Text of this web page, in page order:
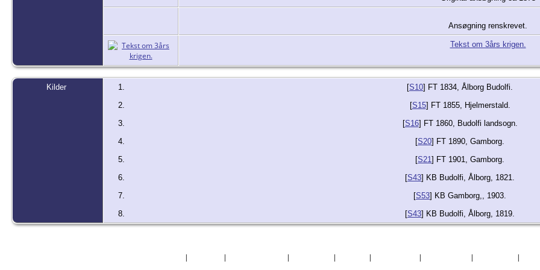
Ansøgning renskrevet.
Tekst om 3års krigen.
Kilder [S10] FT 1834, Ålborg Budolfi.
[S15] FT 1855, Hjelmerstald.
[S16] FT 1860, Budolfi landsogn.
[S20] FT 1890, Gamborg.
[S21] FT 1901, Gamborg.
[S43] KB Budolfi, Ålborg, 1821.
[S53] KB Gamborg,, 1903.
[S43] KB Budolfi, Ålborg, 1819.
| | | | | | | |